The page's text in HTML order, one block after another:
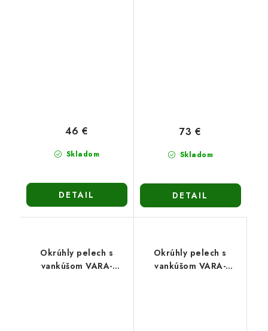
Skladom
46 €
DETAIL
Skladom
73 €
DETAIL
Okrúhly pelech s
vankúšom VARA-
Okrúhly pelech s
vankúšom VARA-